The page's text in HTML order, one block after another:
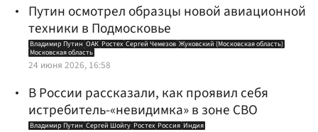
Путин осмотрел образцы новой авиационной
техники в Подмосковье
Владимир Путин ОАК Ростех Сергей Чемезов Жуковский (Московская область)
Московская область
24 июня 2026, 16:58
В России рассказали, как проявил себя
истребитель-«невидимка» в зоне СВО
Владимир Путин Сергей Шойгу Ростех Россия Индия